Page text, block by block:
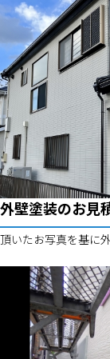
外壁塗装のお見
頂いたお写真を基に